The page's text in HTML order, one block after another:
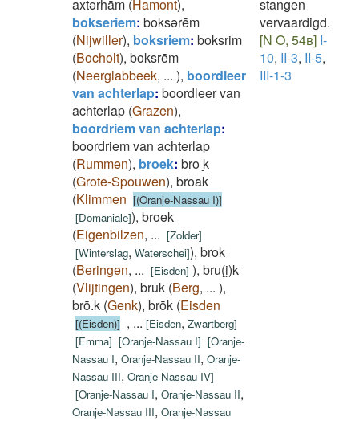
axtǝrhām (Hamont),
bokseriem: boksǝrēm
(Nijwiller), boksriem: boksrim
(Bocholt), boksrēm
(Neerglabbeek, ... ), boordleer
van achterlap: boordleer van
achterlap (Grazen),
boordriem van achterlap:
boordriem van achterlap
(Rummen), broek: bro ̝k
(Grote-Spouwen), broak
(Klimmen [(Oranje-Nassau I)]
[Domaniale]), broek
(Eigenbilzen, ... [Zolder]
[Winterslag, Waterschei]), brok
(Beringen, ... [Eisden] ), bru(i̯)k
(Vlijtingen), bruk (Berg, ... ),
brō.k (Genk), brōk (Eisden
[(Eisden)] , ... [Eisden, Zwartberg]
[Emma] [Oranje-Nassau I] [Oranje-
Nassau I, Oranje-Nassau II, Oranje-
Nassau III, Oranje-Nassau IV]
[Oranje-Nassau I, Oranje-Nassau II,
Oranje-Nassau III, Oranje-Nassau
stangen
vervaardigd.
[N O, 54b] I-
10, II-3, II-5,
III-1-3